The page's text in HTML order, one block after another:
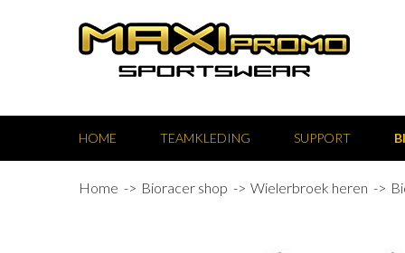
HOME TEAMKLEDING SUPPORT
Home Bioracer shop Wielerbroek heren